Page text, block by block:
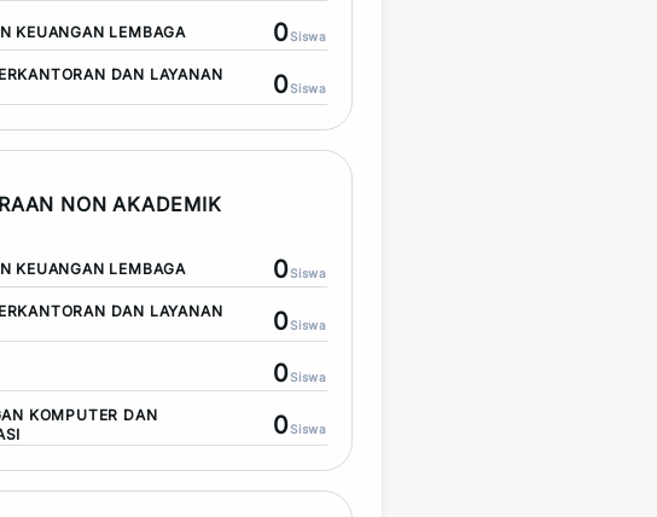
KEUANGAN LEMBAGA 0Siswa
DAN LAYANAN
0Siswa
NON AKADEMIK
KEUANGAN LEMBAGA 0Siswa
DAN LAYANAN
0Siswa
0Siswa
KOMPUTER DAN
0Siswa